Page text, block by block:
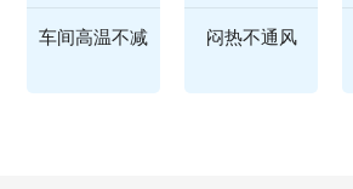
车间高温不减 闷热不通风